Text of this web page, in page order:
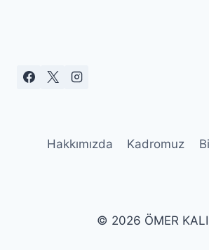
Hakkımızda Kadromuz
© 2026 ÖMER